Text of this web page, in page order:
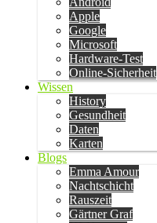
Apple
Google
Microsoft
Hardware-Test
Online-Sicherheit
Wissen
History
Gesundheit
Daten
Karten
Blogs
Emma Amour
Nachtschicht
Rauszeit
Gärtner Graf